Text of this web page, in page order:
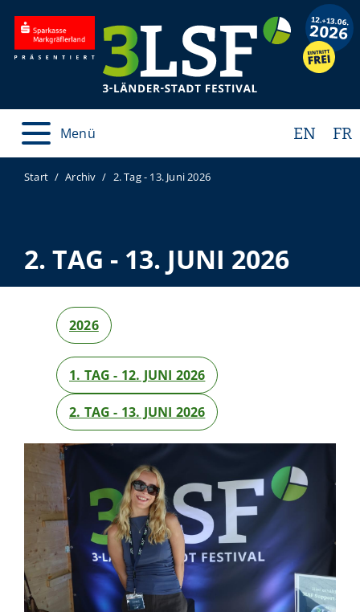
Menü EN FR
Start Archiv 2. Tag - 13. Juni 2026
2. TAG - 13. JUNI 2026
2026
1. TAG - 12. JUNI 2026
2. TAG - 13. JUNI 2026